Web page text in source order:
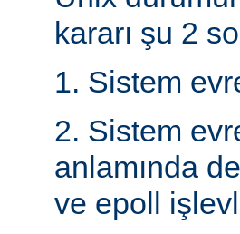
kararı şu 2
1. Sistem
2. Sistem
anlamında
ve epoll